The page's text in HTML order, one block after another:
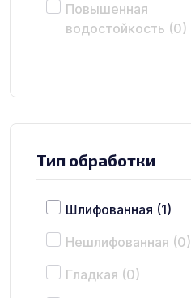
Повышенная
водостойкость (0)
Тип обработки
Шлифованная (1)
Нешлифованная (0)
Гладкая (0)